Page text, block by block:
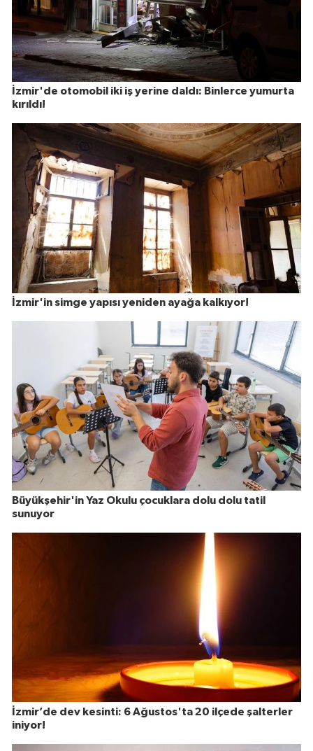
İzmir'de otomobil iki iş yerine daldı: Binlerce yumurta
kırıldı!
İzmir'in simge yapısı yeniden ayağa kalkıyor!
Büyükşehir'in Yaz Okulu çocuklara dolu dolu tatil
sunuyor
İzmir’de dev kesinti: 6 Ağustos'ta 20 ilçede şalterler
iniyor!